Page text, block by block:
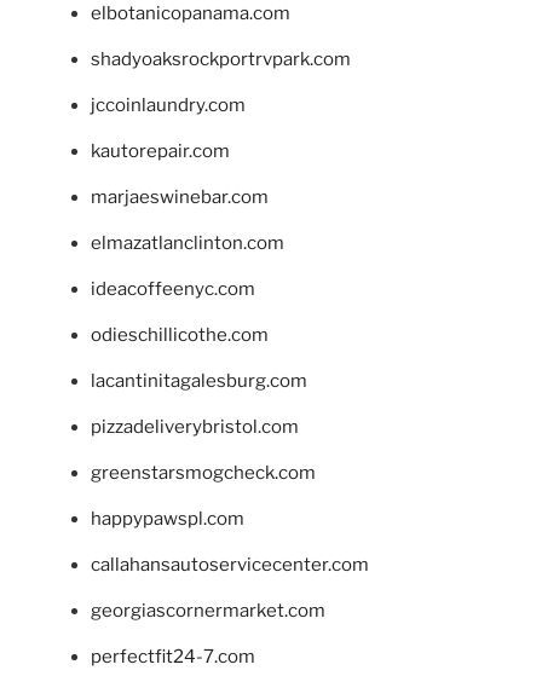
elbotanicopanama.com
shadyoaksrockportrvpark.com
jccoinlaundry.com
kautorepair.com
marjaeswinebar.com
elmazatlanclinton.com
ideacoffeenyc.com
odieschillicothe.com
lacantinitagalesburg.com
pizzadeliverybristol.com
greenstarsmogcheck.com
happypawspl.com
callahansautoservicecenter.com
georgiascornermarket.com
perfectfit24-7.com